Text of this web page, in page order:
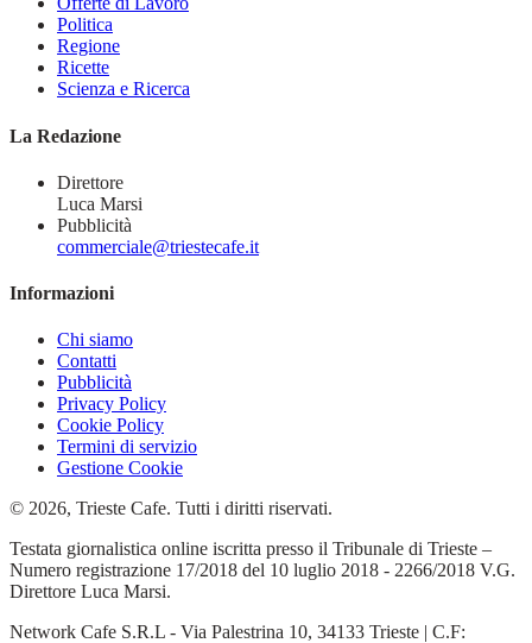
Politica
Regione
Ricette
Scienza e Ricerca
La Redazione
Direttore
Luca Marsi
Pubblicità
commerciale@triestecafe.it
Informazioni
Chi siamo
Contatti
Pubblicità
Privacy Policy
Cookie Policy
Termini di servizio
Gestione Cookie
© 2026, Trieste Cafe. Tutti i diritti riservati.
Testata giornalistica online iscritta presso il Tribunale di Trieste –
Numero registrazione 17/2018 del 10 luglio 2018 - 2266/2018 V.G.
Direttore Luca Marsi.
Network Cafe S.R.L - Via Palestrina 10, 34133 Trieste | C.F: